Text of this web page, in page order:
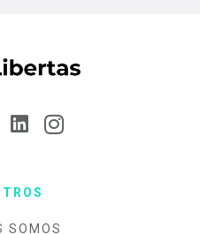
SOMOS